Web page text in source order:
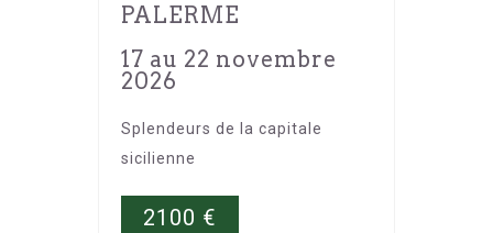
PALERME
17 au 22 novembre
2026
Splendeurs de la capitale
sicilienne
2100 €